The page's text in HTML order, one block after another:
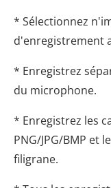
* Sélectionnez
d'enregistrement
* Enregistrez
du microphone.
* Enregistrez les
PNG/JPG/BMP et
filigrane.